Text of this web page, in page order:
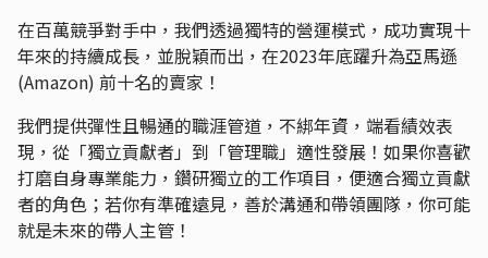
在百萬競爭對手中，我們透過獨特的營運模式，成功實現十
年來的持續成長，並脫穎而出，在2023年底躍升為亞馬遜
(Amazon) 前十名的賣家！
我們提供彈性且暢通的職涯管道，不綁年資，端看績效表
現，從「獨立貢獻者」到「管理職」適性發展！如果你喜歡
打磨自身專業能力，鑽研獨立的工作項目，便適合獨立貢獻
者的角色；若你有準確遠見，善於溝通和帶領團隊，你可能
就是未來的帶人主管！